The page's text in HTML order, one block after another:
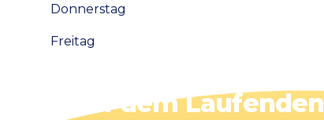
Donnerstag
Freitag
Bleib auf dem Laufenden